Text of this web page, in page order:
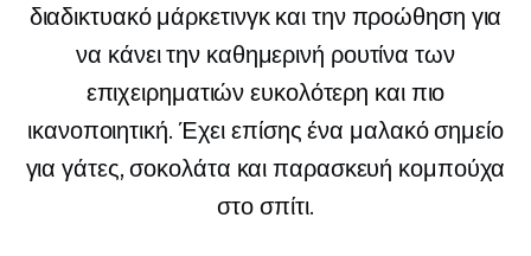
διαδικτυακό μάρκετινγκ και την προώθηση για
να κάνει την καθημερινή ρουτίνα των
επιχειρηματιών ευκολότερη και πιο
ικανοποιητική. Έχει επίσης ένα μαλακό σημείο
για γάτες, σοκολάτα και παρασκευή κομπούχα
στο σπίτι.